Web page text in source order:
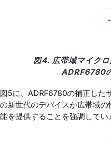
図4. 広帯域マイク
ADRF6780
図5に、ADRF6780の補正した
の新世代のデバイスが広帯域
能を提供することを強調してい